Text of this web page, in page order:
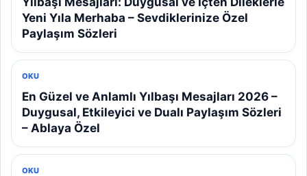
Yeni Yıla Merhaba – Sevdiklerinize Özel
Paylaşım Sözleri
OKU
En Güzel ve Anlamlı Yılbaşı Mesajları 2026 –
Duygusal, Etkileyici ve Dualı Paylaşım Sözleri
– Ablaya Özel
OKU